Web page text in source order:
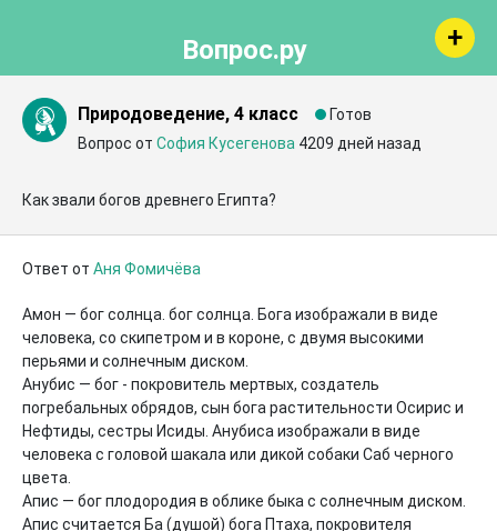
Вопрос.ру
Природоведение, 4 класс
Готов
Вопрос от София Кусегенова 4209 дней назад
Как звали богов древнего Египта?
Ответ от Аня Фомичёва
Амон — бог солнца. бог солнца. Бога изображали в виде
человека, со скипетром и в короне, с двумя высокими
перьями и солнечным диском.
Анубис — бог - покровитель мертвых, создатель
погребальных обрядов, сын бога растительности Осирис и
Нефтиды, сестры Исиды. Анубиса изображали в виде
человека с головой шакала или дикой собаки Саб черного
цвета.
Апис — бог плодородия в облике быка с солнечным диском.
Апис считается Ба (душой) бога Птаха, покровителя